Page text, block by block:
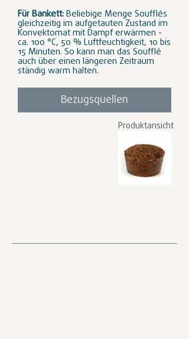
Für Bankett:Beliebige Menge Soufflés
gleichzeitig im aufgetauten Zustand im
Konvektomat mit Dampf erwärmen -
ca. 100 °C, 50 % Luftfeuchtigkeit, 10 bis
15 Minuten. So kann man das Soufflé
auch über einen längeren Zeitraum
ständig warm halten.
Bezugsquellen
Produktansicht